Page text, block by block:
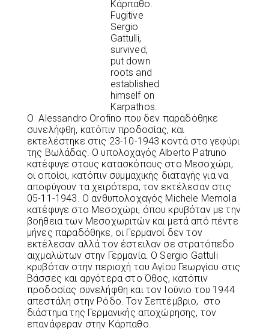
Κάρπαθο.
Fugitive
Sergio
Gattulli,
survived,
put down
roots and
established
himself on
Karpathos.
Ο Alessandro Orofino που δεν παραδόθηκε
συνελήφθη, κατόπιν προδοσίας, και
εκτελέστηκε στις 23-10-1943 κοντά στο γεφύρι
της Βωλάδας. Ο υπολοχαγός Alberto Patruno
κατέφυγε στους κατασκόπους στο Μεσοχώρι,
οι οποίοι, κατόπιν συμμαχικής διαταγής για να
αποφύγουν τα χειρότερα, τον εκτέλεσαν στις
05-11-1943. Ο ανθυπολοχαγός Michele Memola
κατέφυγε στο Μεσοχώρι, όπου κρυβόταν με την
βοήθεια των Μεσοχωριτών και μετά από πέντε
μήνες παραδόθηκε, οι Γερμανοί δεν τον
εκτέλεσαν αλλά τον έστειλαν σε στρατόπεδο
αιχμαλώτων στην Γερμανία. Ο Sergio Gattuli
κρυβόταν στην περιοχή του Αγίου Γεωργίου στις
Βάσσες και αργότερα στο Όθος, κατόπιν
προδοσίας συνελήφθη και τον Ιούνιο του 1944
απεστάλη στην Ρόδο. Τον Σεπτέμβριο, στο
διάστημα της Γερμανικής αποχώρησης, τον
επανάφεραν στην Κάρπαθο.